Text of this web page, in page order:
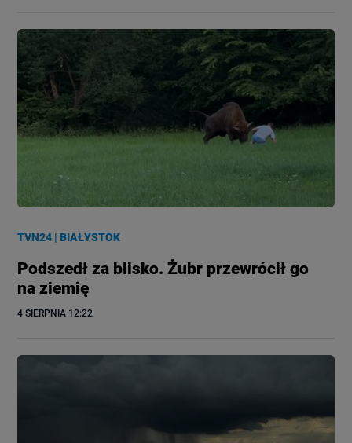
TVN24 |BIAŁYSTOK
Podszedł za blisko. Żubr przewrócił go
na ziemię
4 SIERPNIA 12:22